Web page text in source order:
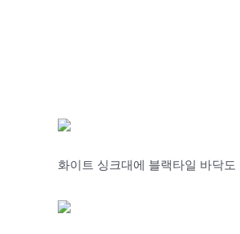
화이트 싱크대에 블랙타일 바닥